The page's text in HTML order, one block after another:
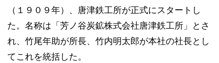
（１９０９年）、唐津鉄工所が正式にスタートし
た。名称は「芳ノ谷炭鉱株式会社唐津鉄工所」とさ
れ、竹尾年助が所長、竹内明太郎が本社の社長とし
てこれを統括した。